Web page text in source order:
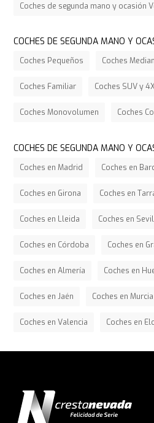
Coches de segunda mano y ocasión
COCHES DE SEGUNDA MANO Y
Coches Pequeños Coches
Coches Familiar Coches SUV y
Coches Monovolumen Coches
COCHES DE SEGUNDA MANO Y
Coches en Madrid Coches en
Coches en Girona Coches en
Coches en Lleida Coches en
Coches en Córdoba Coches en
Coches en Almería Coches en
Coches en Jaén Coches en Murcia
Coches en Valencia Coches en